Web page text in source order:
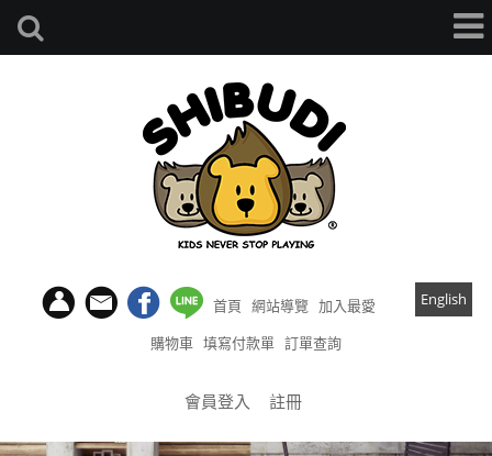
首頁 網站導覽 加入最愛 English
購物車 填寫付款單 訂單查詢
會員登入 註冊